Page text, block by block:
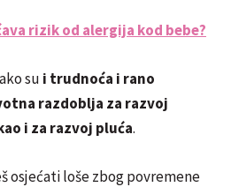
rizik od alergija kod bebe?
su i trudnoća i rano
razdoblja za razvoj
i za razvoj pluća.
osjećati loše zbog povremene